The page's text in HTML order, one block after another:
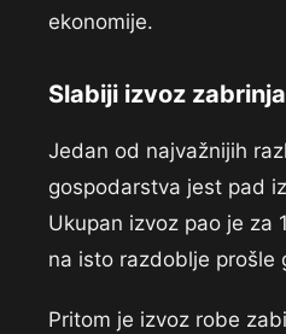
ekonomije.
Slabiji izvoz
Jedan od najvažnijih
gospodarstva jest pad
Ukupan izvoz pao je za
na isto razdoblje prošle
Pritom je izvoz robe